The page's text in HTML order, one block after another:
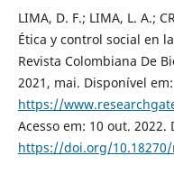
LIMA, D. F.; LIMA, L. A.;
Ética y control social en
Revista Colombiana De
2021, mai. Disponível em:
https://
Acesso em: 10 out. 2022.
https://doi.org/10.18270/